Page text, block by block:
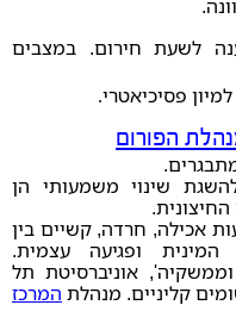
לשעת חירום. במצבים
.
הפורום
שינוי משמעותי הן
אכילה, חרדה, קשיים בין
המינית ופגיעה עצמית.
וממשקיה', אוניברסיטת תל
קליניים. מנהלת המרכז